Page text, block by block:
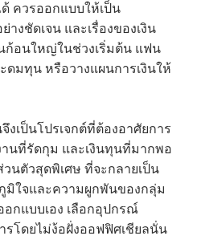
ควรออกแบบให้เป็น
งชัดเจน และเรื่องของเงิน
ก้อนใหญ่ในช่วงเริ่มต้น แฟน
มทุน หรือวางแผนการเงินให้
งเป็นโปรเจกต์ที่ต้องอาศัยการ
นที่รัดกุม และเงินทุนที่มากพอ
นตัวสุดพิเศษ ที่จะกลายเป็น
ใจและความผูกพันของกลุ่ม
กแบบเอง เลือกอุปกรณ์
รโดยไม่ง้อฝั่งออฟฟิศเชียลนั่น